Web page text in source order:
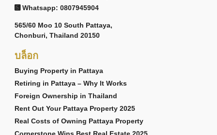
Whatsapp: 0807945904
565/60 Moo 10 South Pattaya,
Chonburi, Thailand 20150
บล็อก
Buying Property in Pattaya
Retiring in Pattaya – Why It Works
Foreign Ownership in Thailand
Rent Out Your Pattaya Property 2025
Real Costs of Owning Pattaya Property